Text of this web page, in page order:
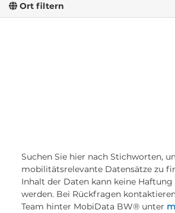
Ort filtern
Suchen Sie hier nach Stichworten,
mobilitätsrelevante Datensätze zu
Inhalt der Daten kann keine
werden. Bei Rückfragen
Team hinter MobiData BW® unter